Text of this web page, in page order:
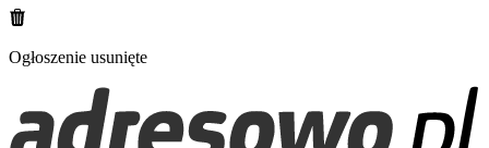
Ogłoszenie usunięte